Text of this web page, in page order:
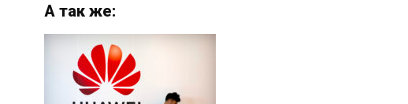
А так же: